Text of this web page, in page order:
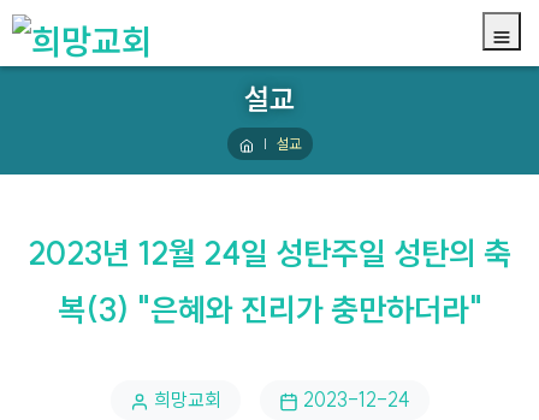
설교
설교
2023년 12월 24일 성탄주일 성탄의 축
복(3) "은혜와 진리가 충만하더라"
희망교회 2023-12-24